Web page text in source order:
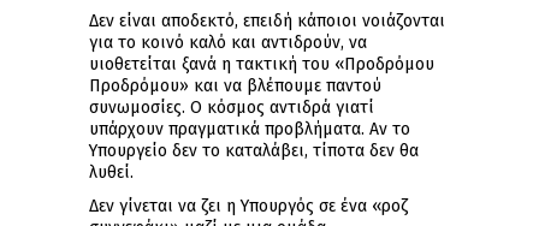
Δεν είναι αποδεκτό, επειδή κάποιοι νοιάζονται
για το κοινό καλό και αντιδρούν, να
υιοθετείται ξανά η τακτική του «Προδρόμου
Προδρόμου» και να βλέπουμε παντού
συνωμοσίες. Ο κόσμος αντιδρά γιατί
υπάρχουν πραγματικά προβλήματα. Αν το
Υπουργείο δεν το καταλάβει, τίποτα δεν θα
λυθεί.
Δεν γίνεται να ζει η Υπουργός σε ένα «ροζ